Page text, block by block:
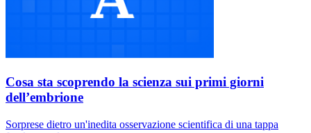
Cosa sta scoprendo la scienza sui primi giorni
dell’embrione
Sorprese dietro un'inedita osservazione scientifica di una tappa